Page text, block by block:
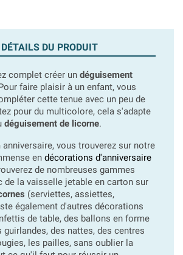
DÉTAILS DU PRODUIT
complet créer un déguisement
faire plaisir à un enfant, vous
cette tenue avec un peu de
pour du multicolore, cela s'adapte
déguisement de licorne.
vous trouverez sur notre
en décorations d'anniversaire
de nombreuses gammes
de la vaisselle jetable en carton sur
(serviettes, assiettes,
également d'autres décorations
de table, des ballons en forme
guirlandes, des nattes, des centres
les pailles, sans oublier la